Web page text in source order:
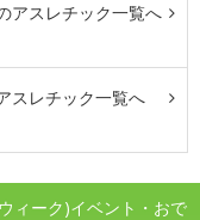
アスレチック一覧へ
スレチック一覧へ
ィーク)イベント・おで